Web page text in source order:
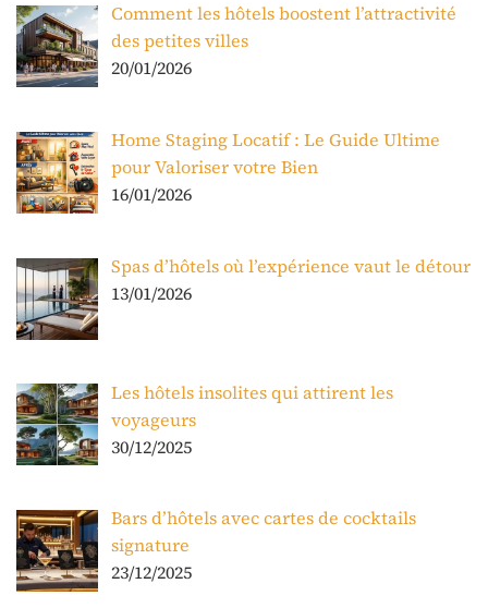
Comment les hôtels boostent l’attractivité
des petites villes
20/01/2026
Home Staging Locatif : Le Guide Ultime
pour Valoriser votre Bien
16/01/2026
Spas d’hôtels où l’expérience vaut le détour
13/01/2026
Les hôtels insolites qui attirent les
voyageurs
30/12/2025
Bars d’hôtels avec cartes de cocktails
signature
23/12/2025